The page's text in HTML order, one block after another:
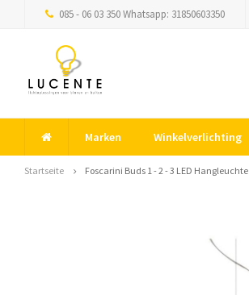
085 - 06 03 350 Whatsapp: 31850603350
Marken Winkelverlichting
Startseite Foscarini Buds 1 - 2 - 3 LED Hangleuchte